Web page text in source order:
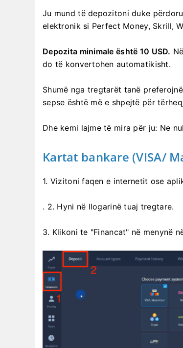
Ju mund të depozitoni duke
elektronik si Perfect Money, Skrill,
Depozita minimale është 10 USD.
do të konvertohen automatikisht.
Shumë nga tregtarët tanë
sepse është më e shpejtë për
Dhe kemi lajme të mira për ju: Ne
Kartat bankare (VISA/
1. Vizitonifaqen e internetit ose
. 2. Hyni në llogarinë tuaj tregtare.
3. Klikoni te "Financat" në menynë